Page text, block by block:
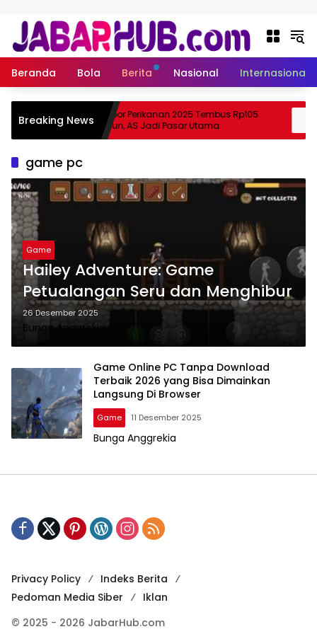
Beranda Bola Berita Nasional Internasional
Breaking NewsEkspor Perikanan 2025 Tembus Rp105
Triliun, AS Jadi Pasar Utama
game pc
Game
Hailey Adventure: Game
Petualangan Seru dan Menghibur
26 Desember 2025
Bunga Anggrekia
Game Online PC Tanpa Download
Terbaik 2026 yang Bisa Dimainkan
Langsung Di Browser
Game 11 Desember 2025
Bunga Anggrekia
Privacy Policy
Indeks Berita
Pedoman Media Siber
Iklan
© 2025 - 2026 JabarHub.com